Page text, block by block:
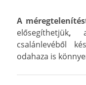
A
elősegíthetjük, a
csalánlevéből
odahaza is